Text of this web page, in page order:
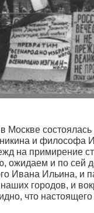
Москве
и философа
на примирение
ожидаем и по сей
Ивана Ильина, и
городов, и
что